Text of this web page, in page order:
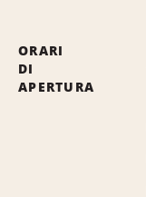
ORARI
DI
APERTURA